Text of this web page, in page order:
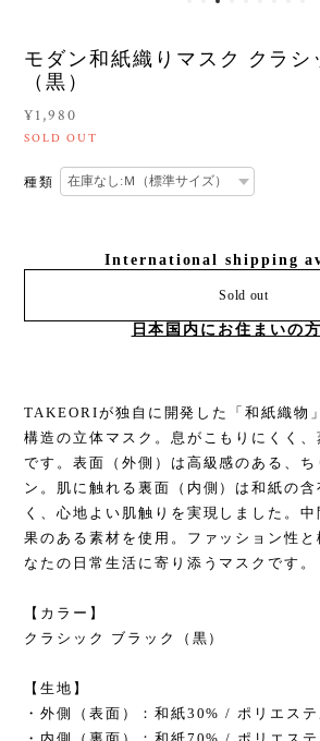
モダン和紙織りマスク クラシ
（黒）
¥1,980
SOLD OUT
種類
International shipping
Sold out
日本国内にお住まいの
TAKEORIが独⾃に開発した「和紙織物
構造の⽴体マスク。息がこもりにくく
です。表面（外側）は⾼級感のある、ち
ン。肌に触れる裏面（内側）は和紙の
く、心地よい肌触りを実現しました。
果のある素材を使用。ファッション性
なたの日常生活に寄り添うマスクです。
【カラー】
クラシック ブラック（黒）
【生地】
・外側（表面）：和紙30% / ポリエス